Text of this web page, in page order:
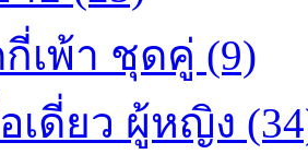
เพ้า ชุดคู่ (9)
เดี่ยว ผู้หญิง